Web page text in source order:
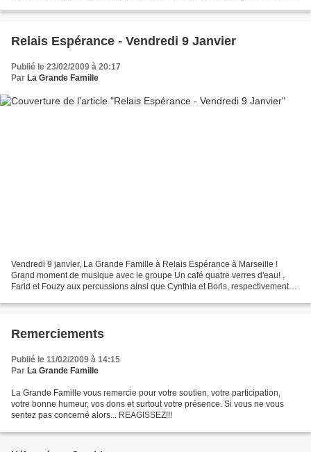
Relais Espérance - Vendredi 9 Janvier
Publié le 23/02/2009 à 20:17
Par La Grande Famille
Vendredi 9 janvier, La Grande Famille à Relais Espérance à Marseille !
Grand moment de musique avec le groupe Un café quatre verres d'eau! ,
Farid et Fouzy aux percussions ainsi que Cynthia et Boris, respectivement
Remerciements
Publié le 11/02/2009 à 14:15
Par La Grande Famille
La Grande Famille vous remercie pour votre soutien, votre participation,
votre bonne humeur, vos dons et surtout votre présence. Si vous ne vous
sentez pas concerné alors... REAGISSEZ!!!